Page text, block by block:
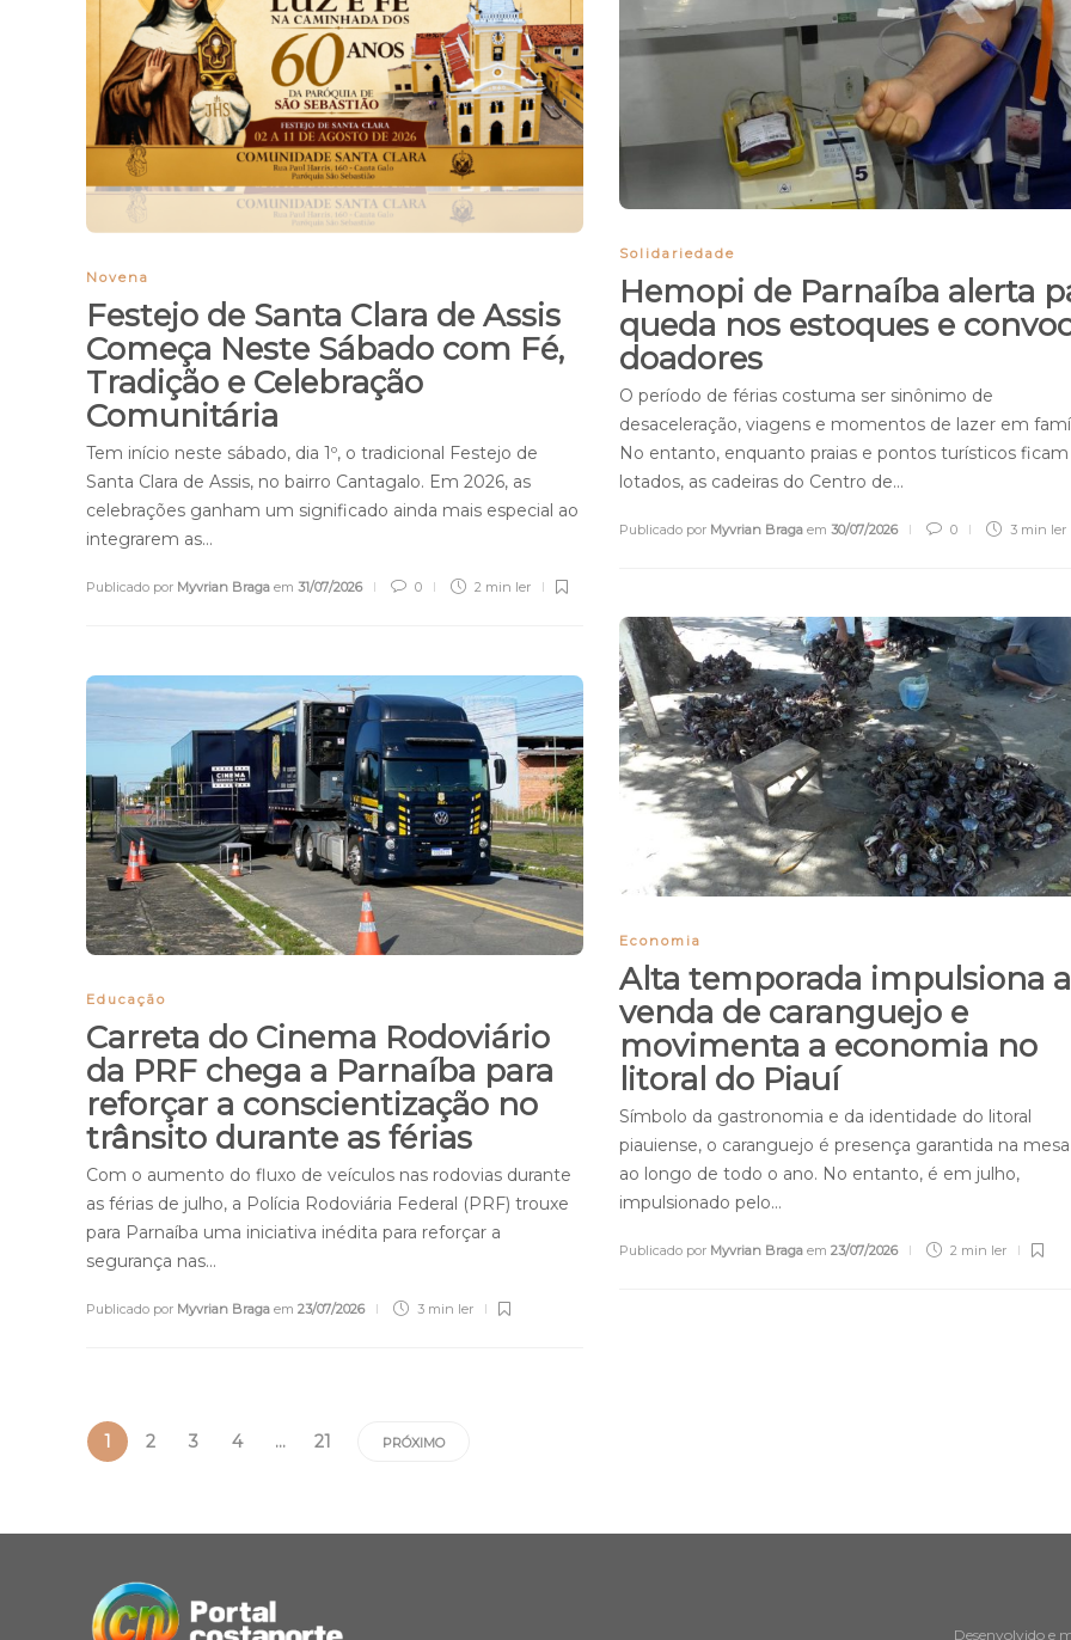
Novena
Festejo de Santa Clara de Assis
Começa Neste Sábado com Fé,
Tradição e Celebração
Comunitária
Tem início neste sábado, dia 1º, o tradicional Festejo de
Santa Clara de Assis, no bairro Cantagalo. Em 2026, as
celebrações ganham um significado ainda mais especial ao
integrarem as…
Publicado por Myvrian Braga em 31/07/2026 0 2 min ler
Solidariedade
Hemopi de Parnaíba alerta
queda nos estoques e
doadores
O período de férias costuma ser sinônimo de
desaceleração, viagens e momentos de lazer em
No entanto, enquanto praias e pontos turísticos ficam
lotados, as cadeiras do Centro de…
Publicado por Myvrian Braga em 30/07/2026 0 3 min ler
Economia
Alta temporada impulsiona a
venda de caranguejo e
movimenta a economia no
litoral do Piauí
Símbolo da gastronomia e da identidade do litoral
piauiense, o caranguejo é presença garantida na
ao longo de todo o ano. No entanto, é em julho,
impulsionado pelo…
Publicado por Myvrian Braga em 23/07/2026 2 min ler
Educação
Carreta do Cinema Rodoviário
da PRF chega a Parnaíba para
reforçar a conscientização no
trânsito durante as férias
Com o aumento do fluxo de veículos nas rodovias durante
as férias de julho, a Polícia Rodoviária Federal (PRF) trouxe
para Parnaíba uma iniciativa inédita para reforçar a
segurança nas…
Publicado por Myvrian Braga em 23/07/2026 3 min ler
1 2 3 4 … 21 PRÓXIMO
Desenvolvido e